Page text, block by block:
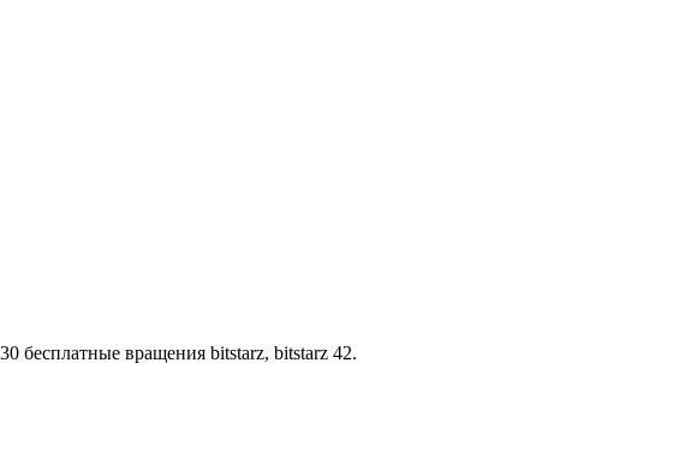
бесплатные вращения bitstarz, bitstarz 42.